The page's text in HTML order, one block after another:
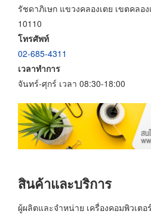
รัชดาภิเษก แขวงคลองเตย เขตคลอ
10110
โทรศัพท์
02-685-4311
เวลาทำการ
จันทร์-ศุกร์ เวลา 08:30-18:00
สินค้าและบริการ
ผู้ผลิตและจำหน่าย เครื่องคอมพิวเต